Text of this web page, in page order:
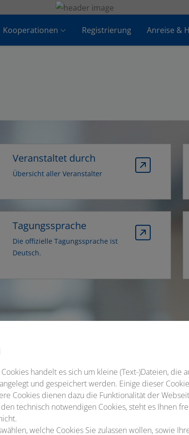
Kooperationen Registrierung Anreise &
Veranstaltet durch
Übersicht aller Veranstalter
Tagungssprache
Die offizielle Tagungssprache ist
Deutsch.
handelt es sich um kleine (Text-)Dateien, die
und gespeichert werden. Einige dieser
Cookies dienen dazu die Funktionalität der
technisch notwendigen Cookies, steht es Ihnen
welche Cookies Sie zulassen wollen, sowie